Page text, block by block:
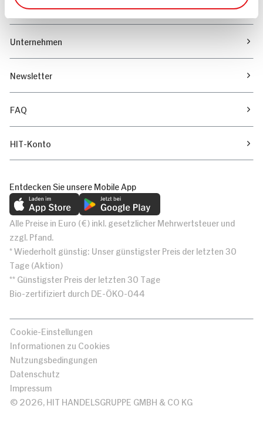
Verantwortung & Nachhaltigkeit
Unternehmen
Newsletter
FAQ
HIT-Konto
Entdecken Sie unsere Mobile App
Alle Preise in Euro (€) inkl. gesetzlicher Mehrwertsteuer und
zzgl. Pfand.
* Wiederholt günstig: Unser günstigster Preis der letzten 30
Tage (Aktion)
** Günstigster Preis der letzten 30 Tage
Bio-zertifiziert durch DE-ÖKO-044
Cookie-Einstellungen
Informationen zu Cookies
Nutzungsbedingungen
Datenschutz
Impressum
© 2026, HIT HANDELSGRUPPE GMBH & CO KG